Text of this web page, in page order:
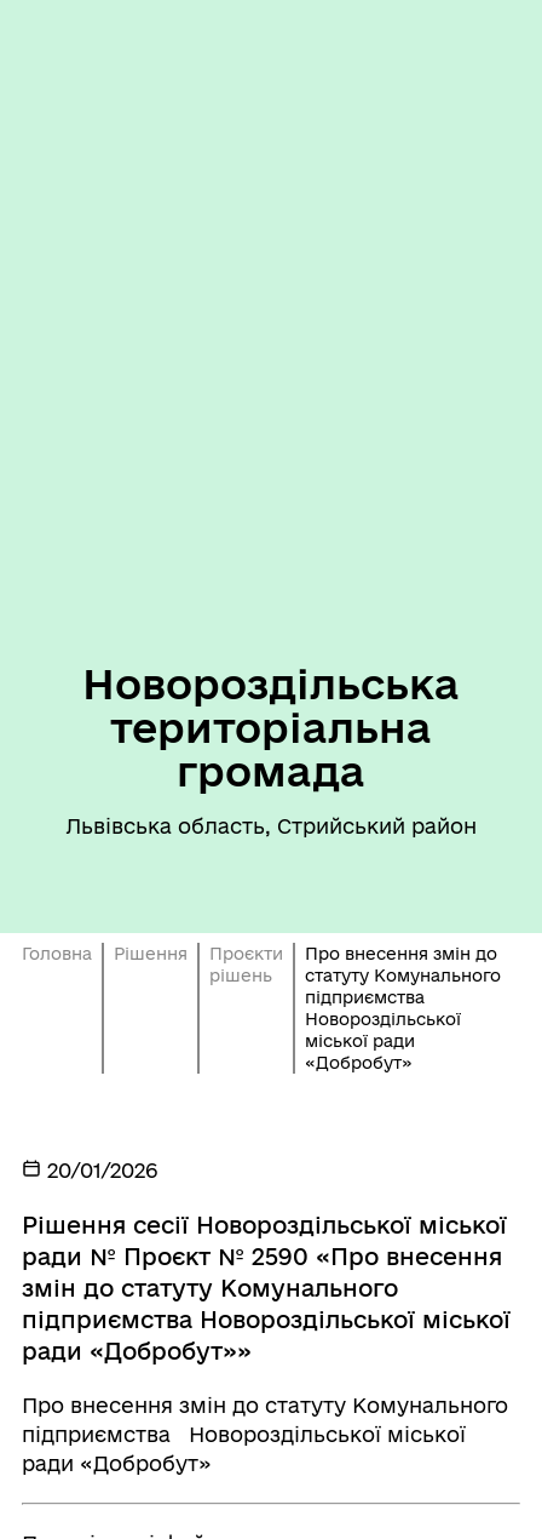
Новороздільська
територіальна
громада
Львівська область, Стрийський район
Головна Рішення
Проєкти
рішень
Про внесення змін до
статуту Комунального
підприємства
Новороздільської
міської ради
«Добробут»
20/01/2026
Рішення сесії Новороздільської міської
ради № Проєкт № 2590 «Про внесення
змін до статуту Комунального
підприємства Новороздільської міської
ради «Добробут»»
Про внесення змін до статуту Комунального
підприємства Новороздільської міської
ради «Добробут»